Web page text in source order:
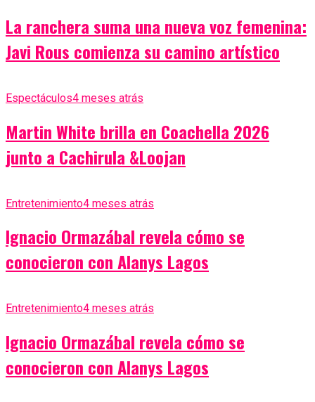
La ranchera suma una nueva voz femenina:
Javi Rous comienza su camino artístico
Espectáculos4 meses atrás
Martin White brilla en Coachella 2026
junto a Cachirula &Loojan
Entretenimiento4 meses atrás
Ignacio Ormazábal revela cómo se
conocieron con Alanys Lagos
Entretenimiento4 meses atrás
Ignacio Ormazábal revela cómo se
conocieron con Alanys Lagos